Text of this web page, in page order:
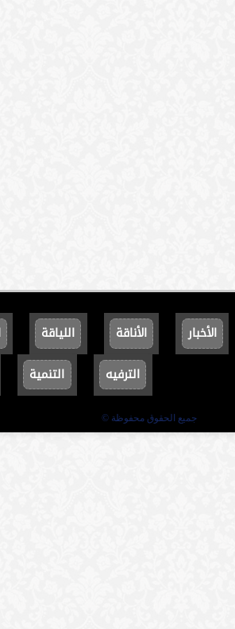
الأخبار الأناقة اللياقة
الترفيه
التنمية
جميع الحقوق محفوظة ©